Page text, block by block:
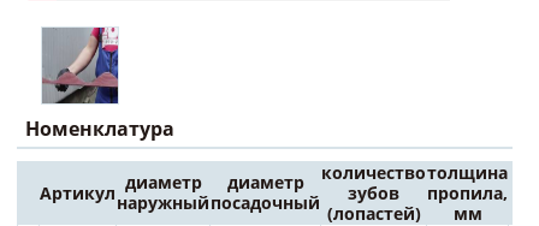
Номенклатура
Артикул диаметр
наружный
диаметр
посадочный
количество
зубов
(лопастей)
толщина
пропила,
мм